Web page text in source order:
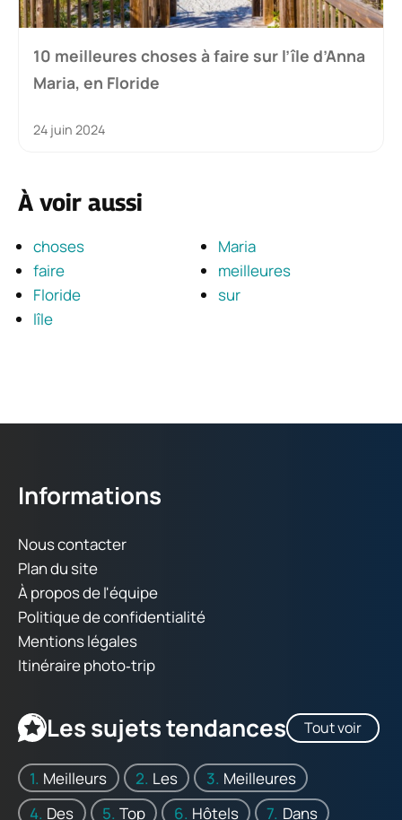
10 meilleures choses à faire sur l’île d’Anna
Maria, en Floride
24 juin 2024
À voir aussi
choses
faire
Floride
lîle
Maria
meilleures
sur
Informations
Nous contacter
Plan du site
À propos de l'équipe
Politique de confidentialité
Mentions légales
Itinéraire photo‑trip
Les sujets tendances Tout voir
Meilleurs Les
Meilleures
Des
Top Hôtels Dans